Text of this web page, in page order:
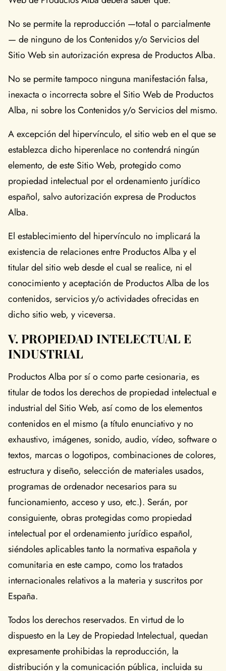
No se permite la reproducción —total o parcialmente
— de ninguno de los Contenidos y/o Servicios del
Sitio Web sin autorización expresa de Productos Alba.
No se permite tampoco ninguna manifestación falsa,
inexacta o incorrecta sobre el Sitio Web de Productos
Alba, ni sobre los Contenidos y/o Servicios del mismo.
A excepción del hipervínculo, el sitio web en el que se
establezca dicho hiperenlace no contendrá ningún
elemento, de este Sitio Web, protegido como
propiedad intelectual por el ordenamiento jurídico
español, salvo autorización expresa de Productos
Alba.
El establecimiento del hipervínculo no implicará la
existencia de relaciones entre Productos Alba y el
titular del sitio web desde el cual se realice, ni el
conocimiento y aceptación de Productos Alba de los
contenidos, servicios y/o actividades ofrecidas en
dicho sitio web, y viceversa.
V. PROPIEDAD INTELECTUAL E
INDUSTRIAL
Productos Alba por sí o como parte cesionaria, es
titular de todos los derechos de propiedad intelectual e
industrial del Sitio Web, así como de los elementos
contenidos en el mismo (a título enunciativo y no
exhaustivo, imágenes, sonido, audio, vídeo, software o
textos, marcas o logotipos, combinaciones de colores,
estructura y diseño, selección de materiales usados,
programas de ordenador necesarios para su
funcionamiento, acceso y uso, etc.). Serán, por
consiguiente, obras protegidas como propiedad
intelectual por el ordenamiento jurídico español,
siéndoles aplicables tanto la normativa española y
comunitaria en este campo, como los tratados
internacionales relativos a la materia y suscritos por
España.
Todos los derechos reservados. En virtud de lo
dispuesto en la Ley de Propiedad Intelectual, quedan
expresamente prohibidas la reproducción, la
distribución y la comunicación pública, incluida su